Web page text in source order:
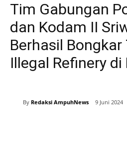
Tim Gabungan
dan Kodam II
Berhasil Bongkar
Illegal Refinery di
By Redaksi AmpuhNews 9 Juni 2024